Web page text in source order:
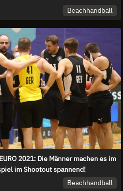
Beachhandball
2021: Die Männer machen es im
im Shootout spannend!
Beachhandball